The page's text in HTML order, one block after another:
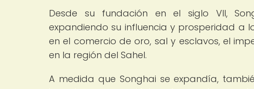
Desde su fundación en el siglo VII,
expandiendo su influencia y prosperidad a
en el comercio de oro, sal y esclavos, el
en la región del Sahel.
A medida que Songhai se expandía,